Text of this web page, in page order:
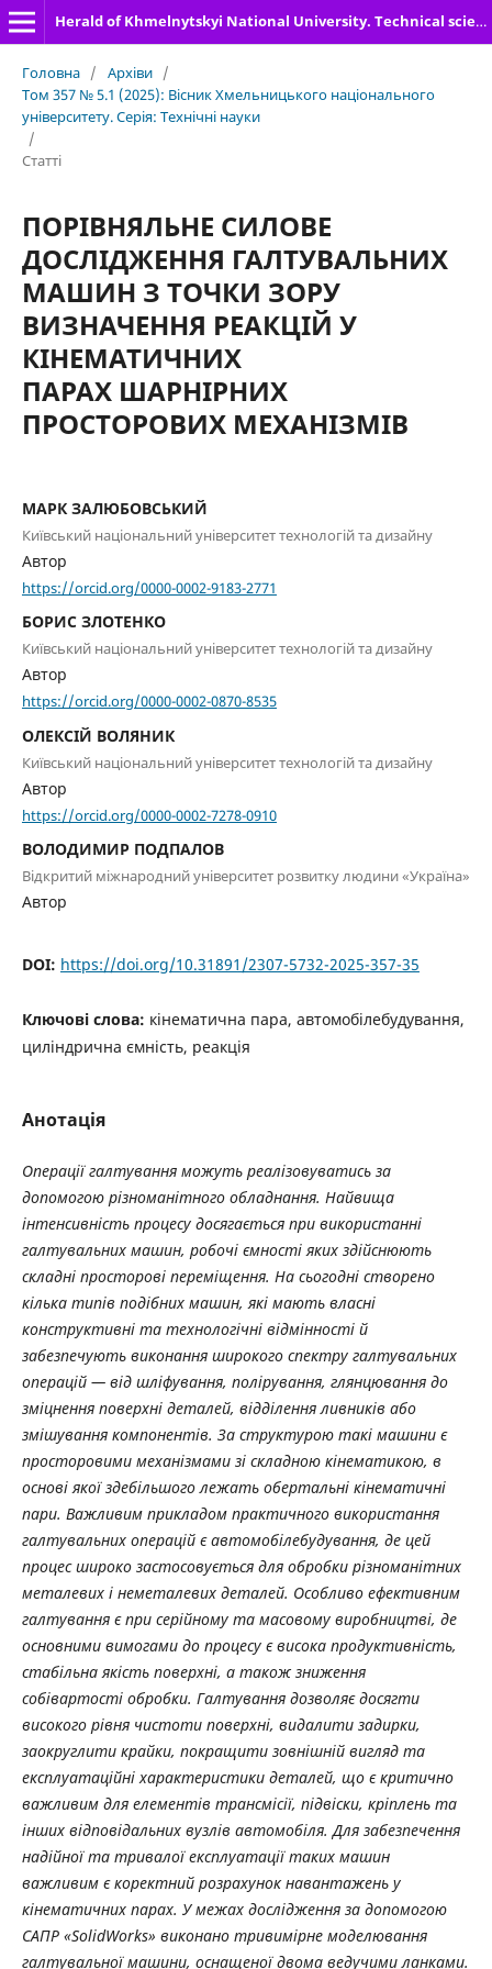
Herald of Khmelnytskyi National University. Technical sciences
Головна / Архіви /
Том 357 № 5.1 (2025): Вісник Хмельницького національного
університету. Серія: Технічні науки
/
Статті
ПОРІВНЯЛЬНЕ СИЛОВЕ
ДОСЛІДЖЕННЯ ГАЛТУВАЛЬНИХ
МАШИН З ТОЧКИ ЗОРУ
ВИЗНАЧЕННЯ РЕАКЦІЙ У
КІНЕМАТИЧНИХ
ПАРАХ ШАРНІРНИХ
ПРОСТОРОВИХ МЕХАНІЗМІВ
МАРК ЗАЛЮБОВСЬКИЙ
Київський національний університет технологій та дизайну
Автор
https://orcid.org/0000-0002-9183-2771
БОРИС ЗЛОТЕНКО
Київський національний університет технологій та дизайну
Автор
https://orcid.org/0000-0002-0870-8535
ОЛЕКСІЙ ВОЛЯНИК
Київський національний університет технологій та дизайну
Автор
https://orcid.org/0000-0002-7278-0910
ВОЛОДИМИР ПОДПАЛОВ
Відкритий міжнародний університет розвитку людини «Україна»
Автор
DOI: https://doi.org/10.31891/2307-5732-2025-357-35
Ключові слова: кінематична пара, автомобілебудування,
циліндрична ємність, реакція
Анотація
Операції галтування можуть реалізовуватись за
допомогою різноманітного обладнання. Найвища
інтенсивність процесу досягається при використанні
галтувальних машин, робочі ємності яких здійснюють
складні просторові переміщення. На сьогодні створено
кілька типів подібних машин, які мають власні
конструктивні та технологічні відмінності й
забезпечують виконання широкого спектру галтувальних
операцій — від шліфування, полірування, глянцювання до
зміцнення поверхні деталей, відділення ливників або
змішування компонентів. За структурою такі машини є
просторовими механізмами зі складною кінематикою, в
основі якої здебільшого лежать обертальні кінематичні
пари. Важливим прикладом практичного використання
галтувальних операцій є автомобілебудування, де цей
процес широко застосовується для обробки різноманітних
металевих і неметалевих деталей. Особливо ефективним
галтування є при серійному та масовому виробництві, де
основними вимогами до процесу є висока продуктивність,
стабільна якість поверхні, а також зниження
собівартості обробки. Галтування дозволяє досягти
високого рівня чистоти поверхні, видалити задирки,
заокруглити крайки, покращити зовнішній вигляд та
експлуатаційні характеристики деталей, що є критично
важливим для елементів трансмісії, підвіски, кріплень та
інших відповідальних вузлів автомобіля. Для забезпечення
надійної та тривалої експлуатації таких машин
важливим є коректний розрахунок навантажень у
кінематичних парах. У межах дослідження за допомогою
САПР «SolidWorks» виконано тривимірне моделювання
галтувальної машини, оснащеної двома ведучими ланками.